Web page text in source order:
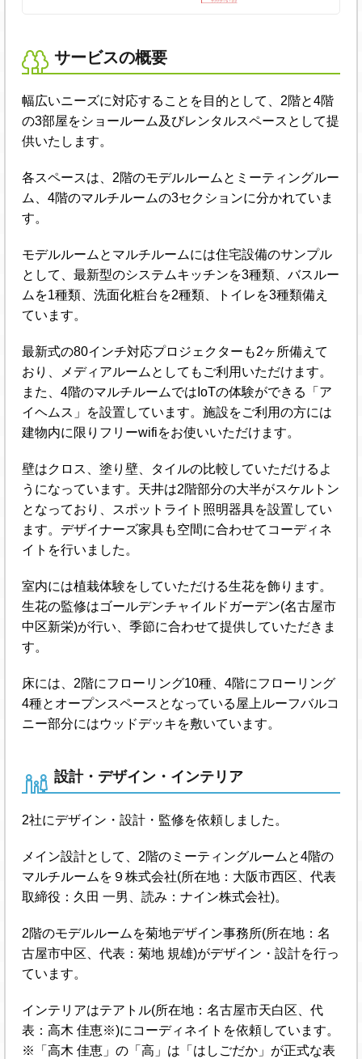
サービスの概要
幅広いニーズに対応することを目的として、2階と4階
の3部屋をショールーム及びレンタルスペースとして提
供いたします。
各スペースは、2階のモデルルームとミーティングルー
ム、4階のマルチルームの3セクションに分かれていま
す。
モデルルームとマルチルームには住宅設備のサンプル
として、最新型のシステムキッチンを3種類、バスルー
ムを1種類、洗面化粧台を2種類、トイレを3種類備え
ています。
最新式の80インチ対応プロジェクターも2ヶ所備えて
おり、メディアルームとしてもご利用いただけます。
また、4階のマルチルームではIoTの体験ができる「ア
イヘムス」を設置しています。施設をご利用の方には
建物内に限りフリーwifiをお使いいただけます。
壁はクロス、塗り壁、タイルの比較していただけるよ
うになっています。天井は2階部分の大半がスケルトン
となっており、スポットライト照明器具を設置してい
ます。デザイナーズ家具も空間に合わせてコーディネ
イトを行いました。
室内には植栽体験をしていただける生花を飾ります。
生花の監修はゴールデンチャイルドガーデン(名古屋市
中区新栄)が行い、季節に合わせて提供していただきま
す。
床には、2階にフローリング10種、4階にフローリング
4種とオープンスペースとなっている屋上ルーフバルコ
ニー部分にはウッドデッキを敷いています。
設計・デザイン・インテリア
2社にデザイン・設計・監修を依頼しました。
メイン設計として、2階のミーティングルームと4階の
マルチルームを９株式会社(所在地：大阪市西区、代表
取締役：久田 一男、読み：ナイン株式会社)。
2階のモデルルームを菊地デザイン事務所(所在地：名
古屋市中区、代表：菊地 規雄)がデザイン・設計を行っ
ています。
インテリアはテアトル(所在地：名古屋市天白区、代
表：高木 佳恵※)にコーディネイトを依頼しています。
※「高木 佳恵」の「高」は「はしごだか」が正式な表